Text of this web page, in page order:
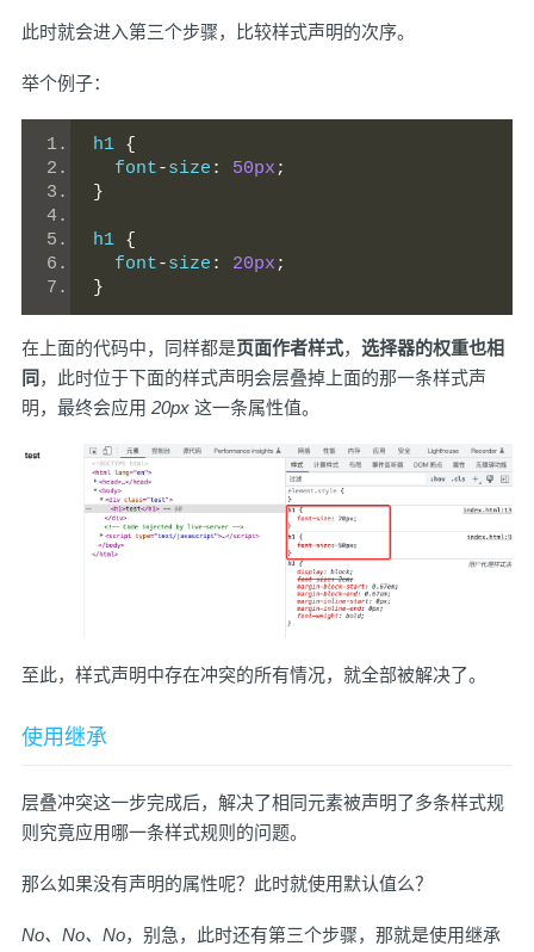
此时就会进入第三个步骤，比较样式声明的次序。
举个例子：
h1 {
  font
-size : 50px ;
}
h1 {
  font
-size : 20px ;
}
在上面的代码中，同样都是页面作者样式， 选择器的权重也相
同 ，此时位于下面的样式声明会层叠掉上面的那一条样式声
明，最终会应用 20px 这一条属性值。
至此，样式声明中存在冲突的所有情况，就全部被解决了。
使用继承
层叠冲突这一步完成后，解决了相同元素被声明了多条样式规
则究竟应用哪一条样式规则的问题。
那么如果没有声明的属性呢？此时就使用默认值么？
No、No、No，别急，此时还有第三个步骤，那就是使用继承